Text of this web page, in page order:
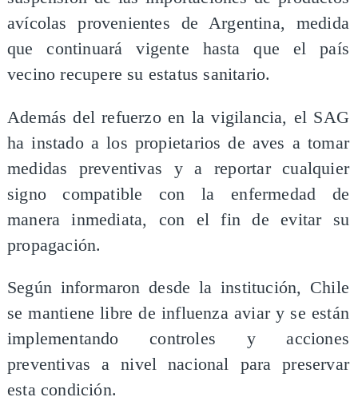
avícolas provenientes de Argentina, medida
que continuará vigente hasta que el país
vecino recupere su estatus sanitario.
Además del refuerzo en la vigilancia, el SAG
ha instado a los propietarios de aves a tomar
medidas preventivas y a reportar cualquier
signo compatible con la enfermedad de
manera inmediata, con el fin de evitar su
propagación.
Según informaron desde la institución, Chile
se mantiene libre de influenza aviar y se están
implementando controles y acciones
preventivas a nivel nacional para preservar
esta condición.